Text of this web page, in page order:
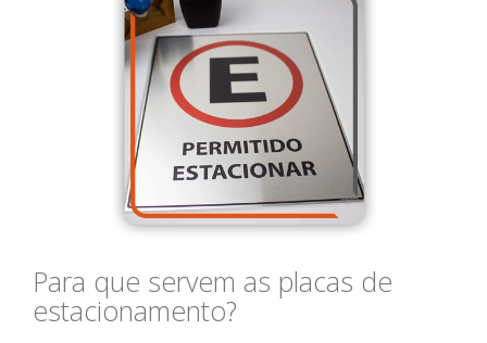
Para que servem as placas de
estacionamento?